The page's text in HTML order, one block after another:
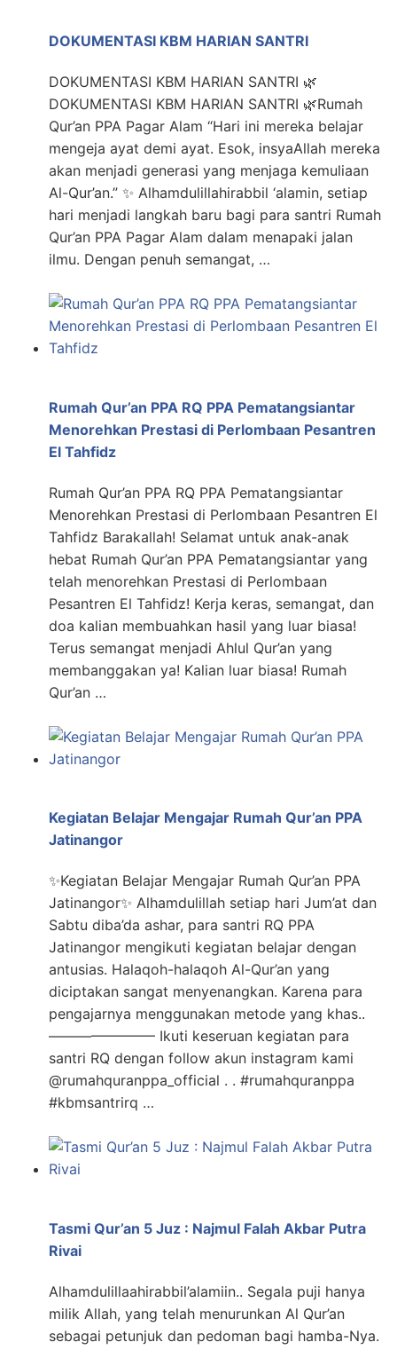
DOKUMENTASI KBM HARIAN SANTRI
DOKUMENTASI KBM HARIAN SANTRI 🌿
DOKUMENTASI KBM HARIAN SANTRI 🌿Rumah
Qur’an PPA Pagar Alam “Hari ini mereka belajar
mengeja ayat demi ayat. Esok, insyaAllah mereka
akan menjadi generasi yang menjaga kemuliaan
Al-Qur’an.” ✨ Alhamdulillahirabbil ‘alamin, setiap
hari menjadi langkah baru bagi para santri Rumah
Qur’an PPA Pagar Alam dalam menapaki jalan
ilmu. Dengan penuh semangat, …
Rumah Qur’an PPA RQ PPA Pematangsiantar
Menorehkan Prestasi di Perlombaan Pesantren
El Tahfidz
Rumah Qur’an PPA RQ PPA Pematangsiantar
Menorehkan Prestasi di Perlombaan Pesantren El
Tahfidz Barakallah! Selamat untuk anak-anak
hebat Rumah Qur’an PPA Pematangsiantar yang
telah menorehkan Prestasi di Perlombaan
Pesantren El Tahfidz! Kerja keras, semangat, dan
doa kalian membuahkan hasil yang luar biasa!
Terus semangat menjadi Ahlul Qur’an yang
membanggakan ya! Kalian luar biasa! Rumah
Qur’an …
Kegiatan Belajar Mengajar Rumah Qur’an PPA
Jatinangor
✨Kegiatan Belajar Mengajar Rumah Qur’an PPA
Jatinangor✨ Alhamdulillah setiap hari Jum’at dan
Sabtu diba’da ashar, para santri RQ PPA
Jatinangor mengikuti kegiatan belajar dengan
antusias. Halaqoh-halaqoh Al-Qur’an yang
diciptakan sangat menyenangkan. Karena para
pengajarnya menggunakan metode yang khas..
———————– Ikuti keseruan kegiatan para
santri RQ dengan follow akun instagram kami
@rumahquranppa_official . . #rumahquranppa
#kbmsantrirq …
Tasmi Qur’an 5 Juz : Najmul Falah Akbar Putra
Rivai
Alhamdulillaahirabbil’alamiin.. Segala puji hanya
milik Allah, yang telah menurunkan Al Qur’an
sebagai petunjuk dan pedoman bagi hamba-Nya.